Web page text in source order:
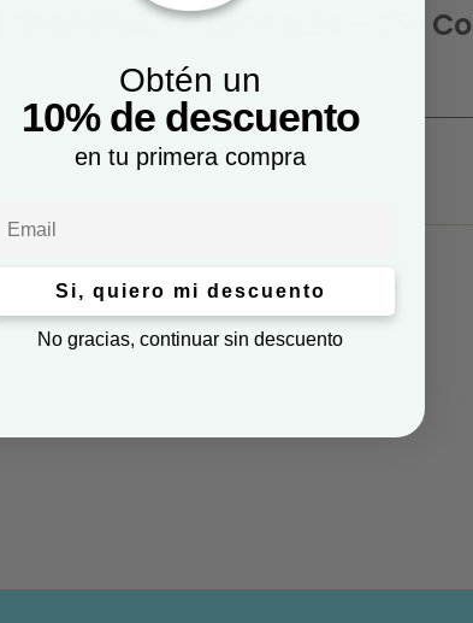
ESPIRULINA + CHLORELLA – 250
Obtén un
10% de descuento
en tu primera compra
Si, quiero mi descuento
No gracias, continuar sin descuento